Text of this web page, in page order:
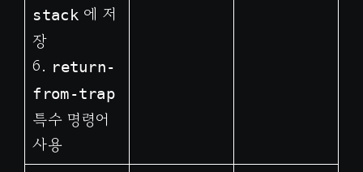
stack에 저
장
6. return-
from-trap
특수 명령어
사용